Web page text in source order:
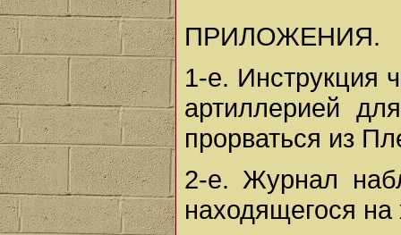
ПРИЛОЖЕНИЯ.
1-е. Инструкция
артиллерией
прорваться из
2-е. Журнал
находящегося